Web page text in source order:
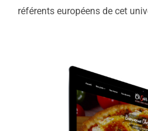
référents européens de cet